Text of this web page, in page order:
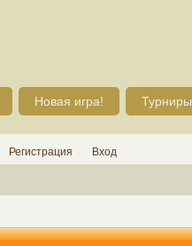
Новая игра! Турниры
Регистрация Вход